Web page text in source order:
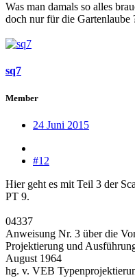
Was man damals so alles
doch nur für die Gartenlaube
sq7
Member
24 Juni 2015
#12
Hier geht es mit Teil 3 der
PT 9.
04337
Anweisung Nr. 3 über die
Projektierung und
August 1964
hg. v. VEB